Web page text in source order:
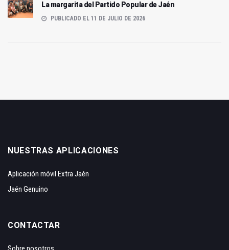
La margarita del Partido Popular de Jaén
PUBLICADO EL 11 DE JULIO DE 2026
NUESTRAS APLICACIONES
Aplicación móvil Extra Jaén
Jaén Genuino
CONTACTAR